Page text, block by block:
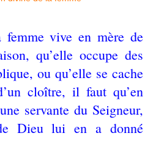
vive en mère de
qu’elle occupe des
ou qu’elle se cache
cloître, il faut qu’en
servante du Seigneur,
Dieu lui en a donné